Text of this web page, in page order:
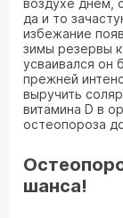
воздухе днем,
да и то
избежание
зимы резервы
усваивался он
прежней
выручить
витамина D в
остеопороза
шанса!